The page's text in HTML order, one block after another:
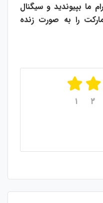
ما بپیوندید و سیگنال
را به صورت زنده
۱ ۲